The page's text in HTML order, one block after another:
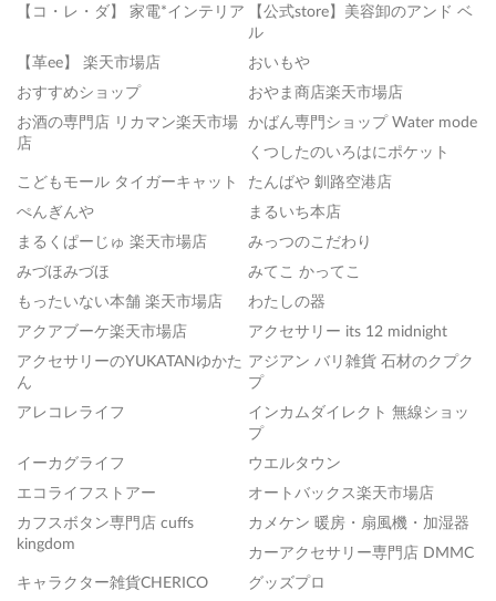
【コ・レ・ダ】 家電*インテリア
【公式store】美容卸のアンド ベ
ル
【革ee】 楽天市場店
おいもや
おすすめショップ
おやま商店楽天市場店
お酒の専門店 リカマン楽天市場
店
かばん専門ショップ Water mode
くつしたのいろはにポケット
こどもモール タイガーキャット
たんばや 釧路空港店
ぺんぎんや
まるいち本店
まるくぱーじゅ 楽天市場店
みっつのこだわり
みづほみづほ
みてこ かってこ
もったいない本舗 楽天市場店
わたしの器
アクアブーケ楽天市場店
アクセサリー its 12 midnight
アクセサリーのYUKATANゆかた
ん
アジアン バリ雑貨 石材のクプク
プ
アレコレライフ
インカムダイレクト 無線ショッ
プ
イーカグライフ
ウエルタウン
エコライフストアー
オートバックス楽天市場店
カフスボタン専門店 cuffs
kingdom
カメケン 暖房・扇風機・加湿器
カーアクセサリー専門店 DMMC
キャラクター雑貨CHERICO
グッズプロ